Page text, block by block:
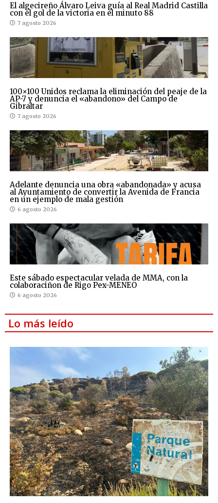
El algecireño Álvaro Leiva guía al Real Madrid Castilla
con el gol de la victoria en el minuto 88
7 agosto 2026
100×100 Unidos reclama la eliminación del peaje de la
AP-7 y denuncia el «abandono» del Campo de
Gibraltar
7 agosto 2026
Adelante denuncia una obra «abandonada» y acusa
al Ayuntamiento de convertir la Avenida de Francia
en un ejemplo de mala gestión
6 agosto 2026
Este sábado espectacular velada de MMA, con la
colaboraciñon de Rigo Pex-MENEO
6 agosto 2026
Lo más leído